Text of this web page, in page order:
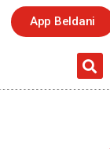
App Beldani